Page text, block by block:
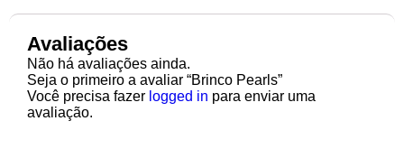
Avaliações
Não há avaliações ainda.
Seja o primeiro a avaliar “Brinco Pearls”
Você precisa fazer logged in para enviar uma
avaliação.